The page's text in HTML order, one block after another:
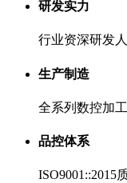
研发实力
行业资深研发
生产制造
全系列数控加
品控体系
ISO9001::2015